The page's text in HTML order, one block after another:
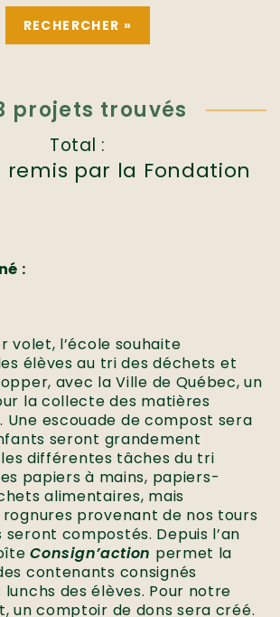
projets trouvés
Total :
remis par la Fondation
:
volet, l’école souhaite
élèves au tri des déchets et
avec la Ville de Québec, un
la collecte des matières
escouade de compost sera
seront grandement
différentes tâches du tri
papiers à mains, papiers-
alimentaires, mais
provenant de nos tours
compostés. Depuis l’an
Consign’action permet la
contenants consignés
des élèves. Pour notre
un comptoir de dons sera créé.